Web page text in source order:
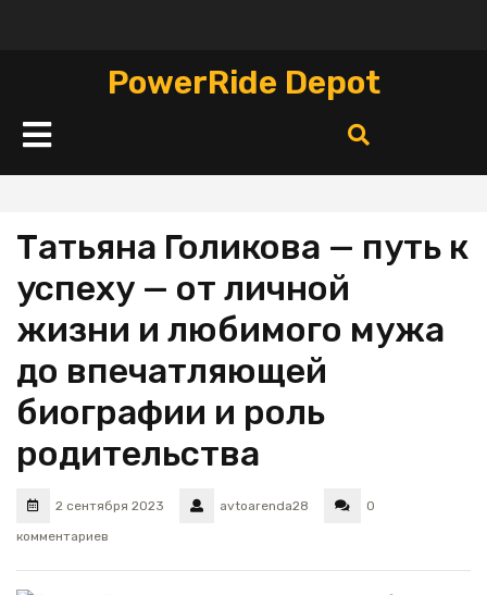
PowerRide Depot
Кнопка
Открыть
Татьяна Голикова — путь к
успеху — от личной
жизни и любимого мужа
до впечатляющей
биографии и роль
родительства
2 сентября 2023 avtoarenda28
0
комментариев